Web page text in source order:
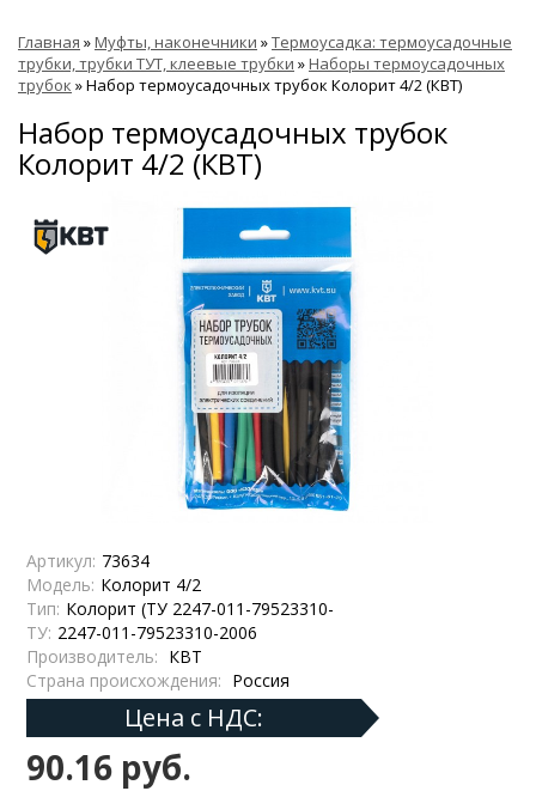
Главная »Муфты, наконечники »Термоусадка: термоусадочные
трубки, трубки ТУТ, клеевые трубки »Наборы термоусадочных
трубок »Набор термоусадочных трубок Колорит 4/2 (КВТ)
Набор термоусадочных трубок
Колорит 4/2 (КВТ)
Артикул: 73634
Модель: Колорит 4/2
Тип: Колорит (ТУ 2247-011-79523310-
ТУ: 2247-011-79523310-2006
Производитель: КВТ
Страна происхождения: Россия
Цена с НДС:
90.16 руб.